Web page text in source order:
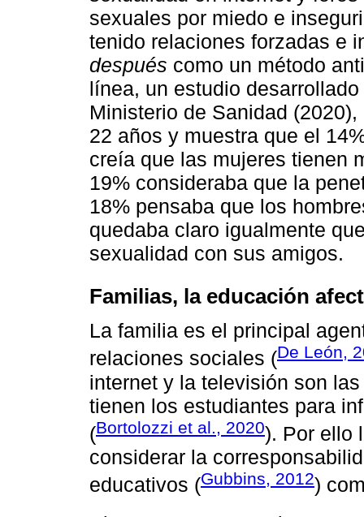
sexuales por miedo e
tenido relaciones forzadas e
después como un método
línea, un estudio
Ministerio de Sanidad
22 años y muestra que el
creía que las mujeres tienen
19% consideraba que la
18% pensaba que los
quedaba claro igualmente
sexualidad con sus amigos.
Familias, la educación
La familia es el principal
relaciones sociales (De León,
internet y la televisión son
tienen los estudiantes para
(Bortolozzi et al., 2020). Por ello
considerar la
educativos (Gubbins, 2012)